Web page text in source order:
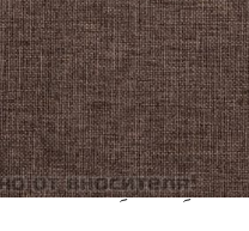
цел.
си с бутона "Добави в
да изберете броя
цел.
си с бутона "Добави в
да изберете броя